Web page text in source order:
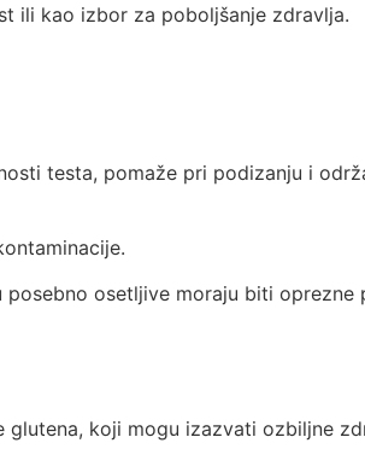
ili kao izbor za poboljšanje zdravlja.
testa, pomaže pri podizanju i
osetljive moraju biti oprezne
koji mogu izazvati ozbiljne